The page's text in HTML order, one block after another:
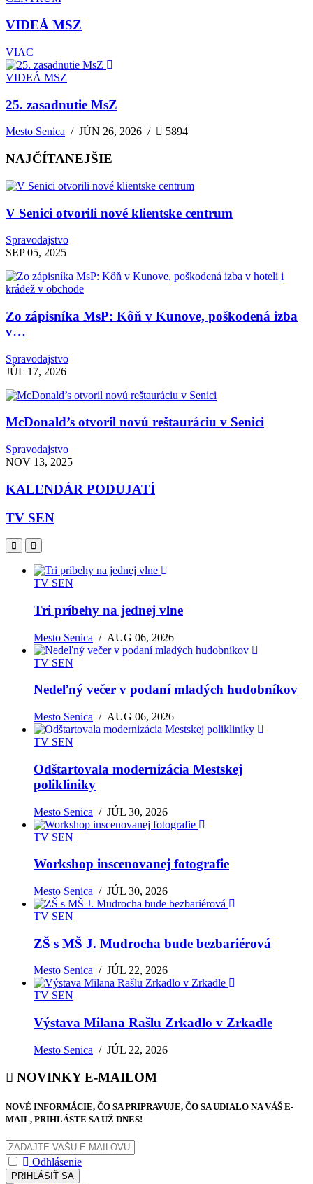
VIDEÁ MSZ
VIAC
VIDEÁ MSZ
25. zasadnutie MsZ
Mesto Senica /JÚN 26, 2026 / 5894
NAJČÍTANEJŠIE
V Senici otvorili nové klientske centrum
Spravodajstvo
SEP 05, 2025
Zo zápisníka MsP: Kôň v Kunove, poškodená izba
v…
Spravodajstvo
JÚL 17, 2026
McDonald’s otvoril novú reštauráciu v Senici
Spravodajstvo
NOV 13, 2025
KALENDÁR PODUJATÍ
TV SEN
TV SEN
Tri príbehy na jednej vlne
Mesto Senica /AUG 06, 2026
TV SEN
Nedeľný večer v podaní mladých hudobníkov
Mesto Senica /AUG 06, 2026
TV SEN
Odštartovala modernizácia Mestskej
polikliniky
Mesto Senica /JÚL 30, 2026
TV SEN
Workshop inscenovanej fotografie
Mesto Senica /JÚL 30, 2026
TV SEN
ZŠ s MŠ J. Mudrocha bude bezbariérová
Mesto Senica /JÚL 22, 2026
TV SEN
Výstava Milana Rašlu Zrkadlo v Zrkadle
Mesto Senica /JÚL 22, 2026
NOVINKY E-MAILOM
NOVÉ INFORMÁCIE, ČO SA PRIPRAVUJE, ČO SA UDIALO NA VÁŠ E-
MAIL, PRIHLÁSTE SA UŽ DNES!
Odhlásenie
PRIHLÁSIŤ SA